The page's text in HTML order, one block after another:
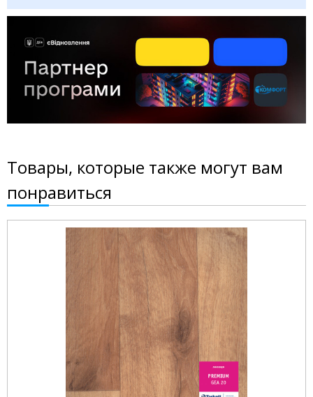
Товары, которые также могут вам
понравиться